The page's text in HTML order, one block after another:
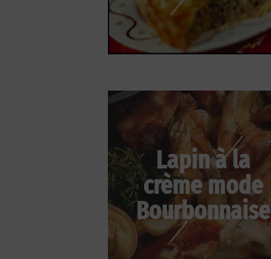
Lapin à la
crème mode
Bourbonnaise